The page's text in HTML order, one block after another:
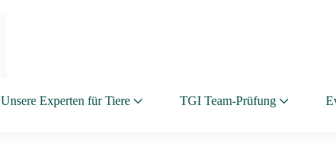
Unsere Experten für Tiere TGI Team-Prüfung